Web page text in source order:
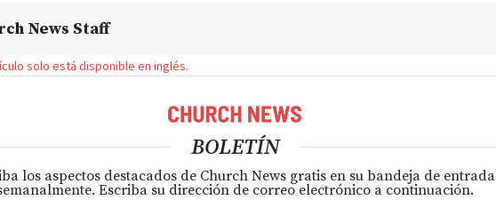
News Staff
solo está disponible en inglés.
BOLETÍN
los aspectos destacados de Church News gratis en su bandeja de entrada
Escriba su dirección de correo electrónico a continuación.